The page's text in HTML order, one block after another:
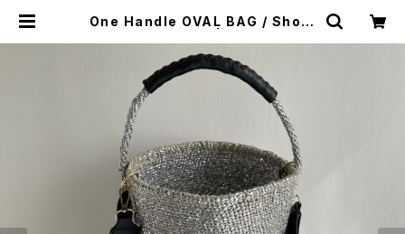
One Handle OVAL BAG / Shoul